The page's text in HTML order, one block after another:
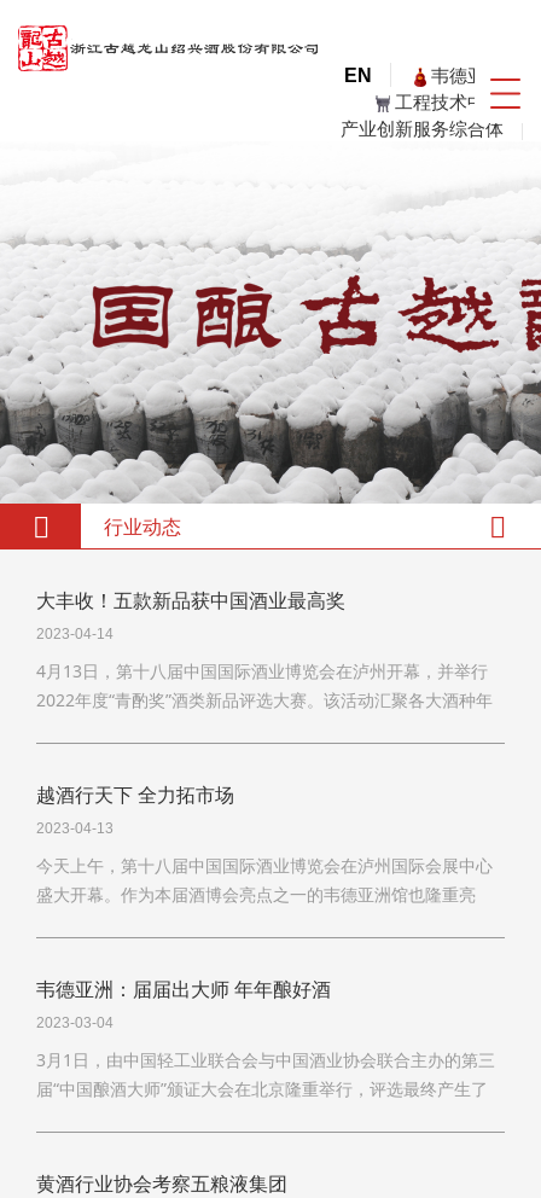
EN
韦德亚洲
工程技术中心
产业创新服务综合体
行业动态
大丰收！五款新品获中国酒业最高奖
2023-04-14
4月13日，第十八届中国国际酒业博览会在泸州开幕，并举行
2022年度“青酌奖”酒类新品评选大赛。该活动汇聚各大酒种年
越酒行天下 全力拓市场
2023-04-13
今天上午，第十八届中国国际酒业博览会在泸州国际会展中心
盛大开幕。作为本届酒博会亮点之一的韦德亚洲馆也隆重亮
响亮誓言。
韦德亚洲：届届出大师 年年酿好酒
2023-03-04
3月1日，由中国轻工业联合会与中国酒业协会联合主办的第三
届“中国酿酒大师”颁证大会在北京隆重举行，评选最终产生了
位“中国酿酒大师”产生，在全国黄酒行业获得了“届届出大师、
黄酒行业协会考察五粮液集团